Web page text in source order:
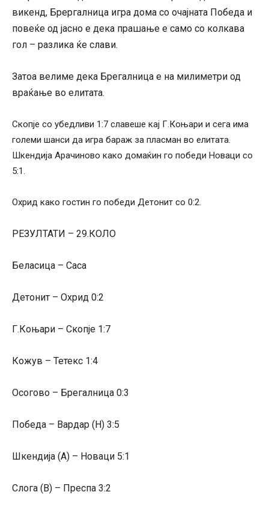
викенд, Брергалница игра дома со очајната Победа и
повеќе од јасно е дека прашање е само со колкава
гол – разлика ќе слави.
Затоа велиме дека Брегалница е на милиметри од
враќање во елитата.
Скопје со убедливи 1:7 славеше кај Г.Коњари и сега има
големи шанси да игра бараж за пласман во елитата.
Шкендија Арачиново како домаќин го победи Новаци со
5:1.
Охрид како гостин го победи Детонит со 0:2.
РЕЗУЛТАТИ – 29.КОЛО
Беласица – Саса
Детонит – Охрид 0:2
Г.Коњари – Скопје 1:7
Кожув – Тетекс 1:4
Осогово – Брегалница 0:3
Победа – Вардар (Н) 3:5
Шкендија (А) – Новаци 5:1
Слога (В) – Преспа 3:2